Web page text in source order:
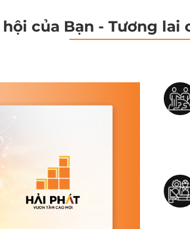
hội của Bạn - Tương lai